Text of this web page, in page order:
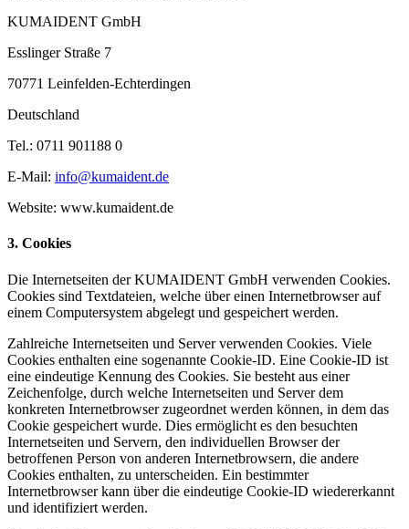
KUMAIDENT GmbH
Esslinger Straße 7
70771 Leinfelden-Echterdingen
Deutschland
Tel.: 0711 901188 0
E-Mail: info@kumaident.de
Website: www.kumaident.de
3. Cookies
Die Internetseiten der KUMAIDENT GmbH verwenden Cookies.
Cookies sind Textdateien, welche über einen Internetbrowser auf
einem Computersystem abgelegt und gespeichert werden.
Zahlreiche Internetseiten und Server verwenden Cookies. Viele
Cookies enthalten eine sogenannte Cookie-ID. Eine Cookie-ID ist
eine eindeutige Kennung des Cookies. Sie besteht aus einer
Zeichenfolge, durch welche Internetseiten und Server dem
konkreten Internetbrowser zugeordnet werden können, in dem das
Cookie gespeichert wurde. Dies ermöglicht es den besuchten
Internetseiten und Servern, den individuellen Browser der
betroffenen Person von anderen Internetbrowsern, die andere
Cookies enthalten, zu unterscheiden. Ein bestimmter
Internetbrowser kann über die eindeutige Cookie-ID wiedererkannt
und identifiziert werden.